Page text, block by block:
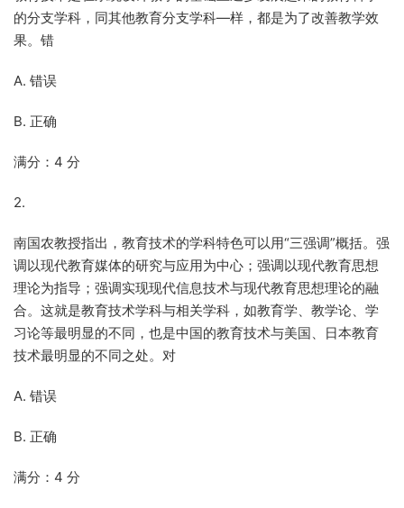
的分支学科，同其他教育分支学科—样，都是为了改善教学效
果。错
A. 错误
B. 正确
满分：4 分
2.
南国农教授指出，教育技术的学科特色可以用“三强调”概括。强
调以现代教育媒体的研究与应用为中心；强调以现代教育思想
理论为指导；强调实现现代信息技术与现代教育思想理论的融
合。这就是教育技术学科与相关学科，如教育学、教学论、学
习论等最明显的不同，也是中国的教育技术与美国、日本教育
技术最明显的不同之处。对
A. 错误
B. 正确
满分：4 分